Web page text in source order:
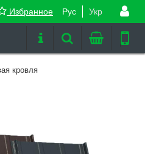
Рус Укр
Избранное
кровля